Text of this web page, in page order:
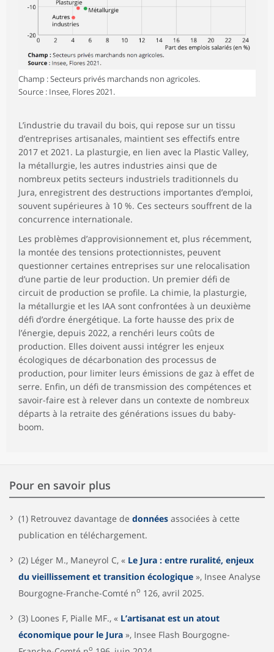
Champ : Secteurs privés marchands non agricoles.
Source : Insee, Flores 2021.
L’industrie du travail du bois, qui repose sur un tissu
d’entreprises artisanales, maintient ses effectifs entre
2017 et 2021. La plasturgie, en lien avec la Plastic Valley,
la métallurgie, les autres industries ainsi que de
nombreux petits secteurs industriels traditionnels du
Jura, enregistrent des destructions importantes d’emploi,
souvent supérieures à 10 %. Ces secteurs souffrent de la
concurrence internationale.
Les problèmes d’approvisionnement et, plus récemment,
la montée des tensions protectionnistes, peuvent
questionner certaines entreprises sur une relocalisation
d’une partie de leur production. Un premier défi de
circuit de production se profile. La chimie, la plasturgie,
la métallurgie et les IAA sont confrontées à un deuxième
défi d’ordre énergétique. La forte hausse des prix de
l’énergie, depuis 2022, a renchéri leurs coûts de
production. Elles doivent aussi intégrer les enjeux
écologiques de décarbonation des processus de
production, pour limiter leurs émissions de gaz à effet de
serre. Enfin, un défi de transmission des compétences et
savoir-faire est à relever dans un contexte de nombreux
départs à la retraite des générations issues du baby-
boom.
Pour en savoir plus
(1) Retrouvez davantage de données associées à cette
publication en téléchargement.
(2) Léger M., Maneyrol C, « Le Jura : entre ruralité, enjeux
du vieillissement et transition écologique », Insee Analyse
Bourgogne-Franche-Comté no 126, avril 2025.
(3) Loones F, Pialle MF., « L’artisanat est un atout
économique pour le Jura », Insee Flash Bourgogne-
o